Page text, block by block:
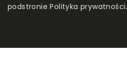
podstroniePolityka prywatności.